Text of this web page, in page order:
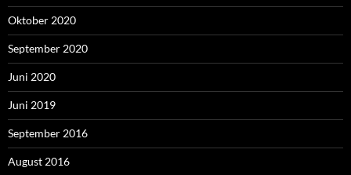
Oktober 2020
September 2020
Juni 2020
Juni 2019
September 2016
August 2016